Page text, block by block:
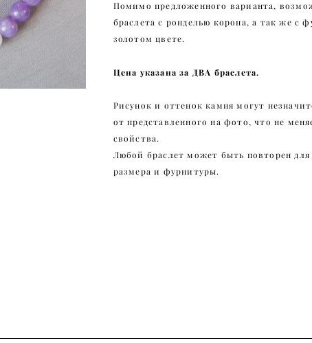
Помимо предложенного варианта,
браслета с ронделью корона, а так же с
золотом цвете.
Цена указана за ДВА браслета.
Рисунок и оттенок камня могут
от представленного на фото, что не
свойства.
Любой браслет может быть повторен
размера и фурнитуры.